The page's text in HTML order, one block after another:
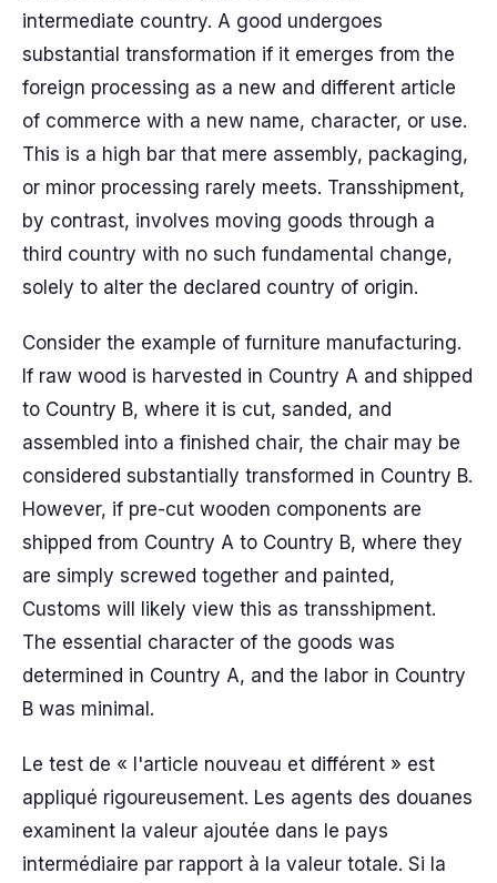
intermediate country. A good undergoes
substantial transformation if it emerges from the
foreign processing as a new and different article
of commerce with a new name, character, or use.
This is a high bar that mere assembly, packaging,
or minor processing rarely meets. Transshipment,
by contrast, involves moving goods through a
third country with no such fundamental change,
solely to alter the declared country of origin.
Consider the example of furniture manufacturing.
If raw wood is harvested in Country A and shipped
to Country B, where it is cut, sanded, and
assembled into a finished chair, the chair may be
considered substantially transformed in Country B.
However, if pre-cut wooden components are
shipped from Country A to Country B, where they
are simply screwed together and painted,
Customs will likely view this as transshipment.
The essential character of the goods was
determined in Country A, and the labor in Country
B was minimal.
Le test de « l'article nouveau et différent » est
appliqué rigoureusement. Les agents des douanes
examinent la valeur ajoutée dans le pays
intermédiaire par rapport à la valeur totale. Si la